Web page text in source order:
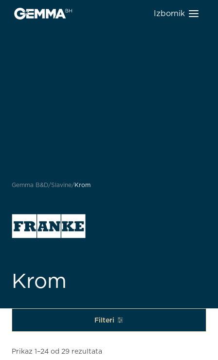
Izbornik
Gemma B&D Slavine Krom
Krom
Filteri
Prikaz 1–24 od 29 rezultata